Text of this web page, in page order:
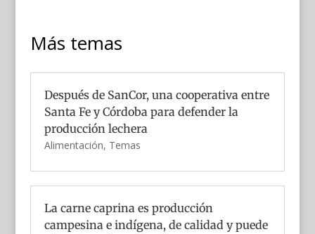
Más temas
Después de SanCor, una cooperativa entre
Santa Fe y Córdoba para defender la
producción lechera
Alimentación, Temas
La carne caprina es producción
campesina e indígena, de calidad y puede